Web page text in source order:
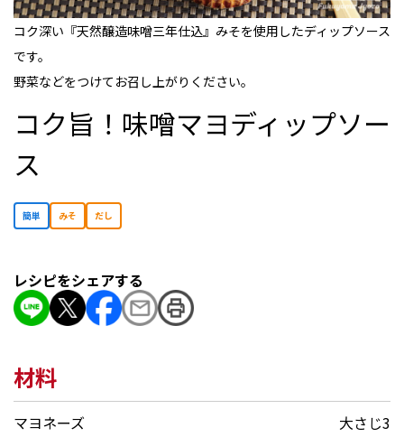
コク深い『天然醸造味噌三年仕込』みそを使用したディップソース
です。
野菜などをつけてお召し上がりください。
コク旨！味噌マヨディップソー
ス
簡単 みそ だし
レシピをシェアする
材料
マヨネーズ
大さじ3